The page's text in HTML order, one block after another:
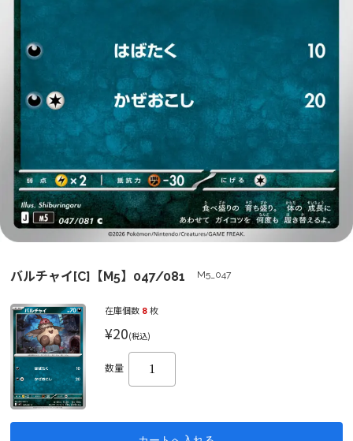
バルチャイ[C]【M5】047/081 M5_047
在庫個数 8 枚
¥20(税込)
数量